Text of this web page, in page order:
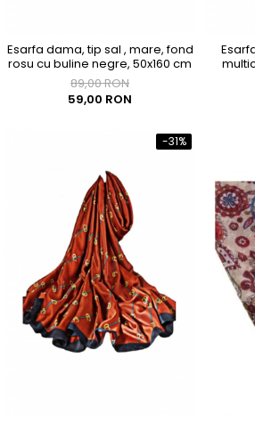
Esarfa dama, tip sal , mare, fond
rosu cu buline negre, 50x160 cm
89,00 RON
59,00 RON
-31%